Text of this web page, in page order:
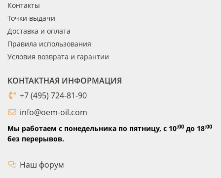
Контакты
Точки выдачи
Доставка и оплата
Правила использования
Условия возврата и гарантии
КОНТАКТНАЯ ИНФОРМАЦИЯ
+7 (495) 724-81-90
info@oem-oil.com
Мы работаем с понедельника по пятницу, с 10:00 до 18:00
без перерывов.
Наш форум